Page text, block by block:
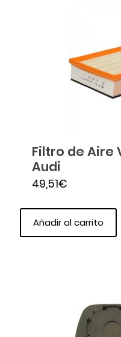
Filtro de Aire
Audi
49,51€
Añadir al carrito